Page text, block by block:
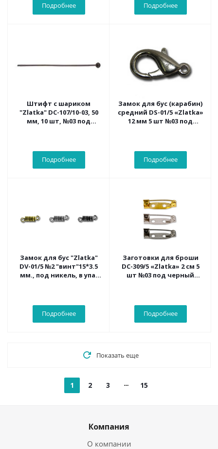
Подробнее Подробнее
Штифт с шариком
"Zlatka" DC-107/10-03, 50
мм, 10 шт, №03 под
Подробнее
Замок для бус (карабин)
средний DS-01/5 «Zlatka»
12 мм 5 шт №03 под
Подробнее
Замок для бус "Zlatka"
DV-01/5 №2 "винт"15*3.5
мм., под никель, в упа.
Подробнее
Заготовки для броши
DC-309/5 «Zlatka» 2 см 5
шт №03 под черный
Подробнее
Показать еще
1 2 3 15
Компания
О компании